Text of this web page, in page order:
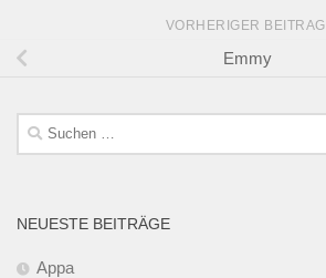
VORHERIGER BEITRAG
Emmy
Suchen
nach:
NEUESTE BEITRÄGE
Appa